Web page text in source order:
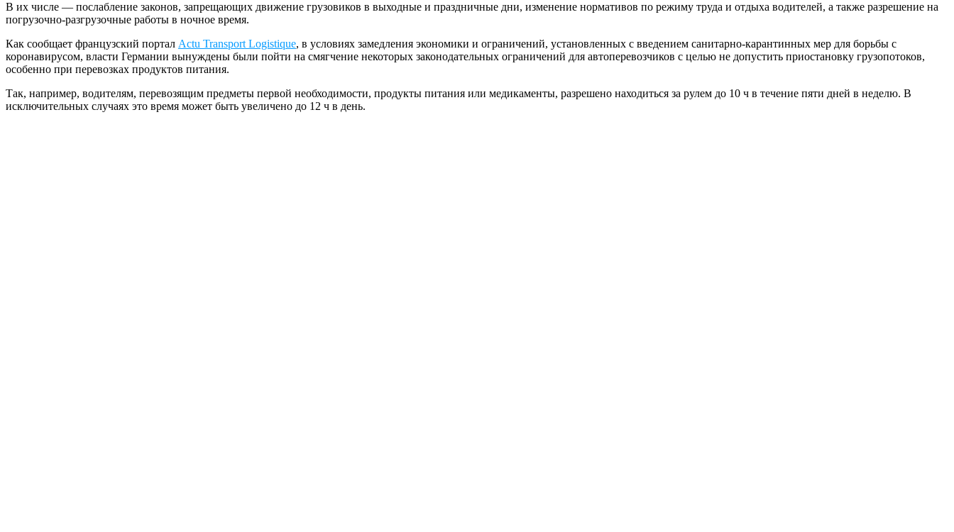
В их числе — послабление законов, запрещающих движение грузовиков в выходные и праздничные дни, изменение нормативов по режиму труда и отдыха водителей, а также разрешение на
погрузочно-разгрузочные работы в ночное время.
Как сообщает французский портал Actu Transport Logistique, в условиях замедления экономики и ограничений, установленных с введением санитарно-карантинных мер для борьбы с
коронавирусом, власти Германии вынуждены были пойти на смягчение некоторых законодательных ограничений для автоперевозчиков с целью не допустить приостановку грузопотоков,
особенно при перевозках продуктов питания.
Так, например, водителям, перевозящим предметы первой необходимости, продукты питания или медикаменты, разрешено находиться за рулем до 10 ч в течение пяти дней в неделю. В
исключительных случаях это время может быть увеличено до 12 ч в день.